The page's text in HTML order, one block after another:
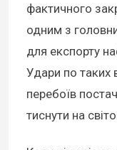
фактичного
одним з
для експорту
Удари по таких
перебоїв
тиснути на